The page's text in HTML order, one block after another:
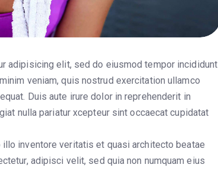
adipisicing elit, sed do eiusmod tempor incididunt
veniam, quis nostrud exercitation ullamco
Duis aute irure dolor in reprehenderit in
nulla pariatur xcepteur sint occaecat cupidatat
illo inventore veritatis et quasi architecto beatae
adipisci velit, sed quia non numquam eius